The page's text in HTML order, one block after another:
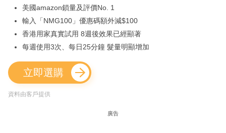
美國amazon鎖量及評價No. 1
輸入「NMG100」優惠碼額外減$100
香港用家真實試用 8週後效果已經顯著
每週使用3次、每日25分鐘 髮量明顯增加
立即選購
資料由客戶提供
廣告